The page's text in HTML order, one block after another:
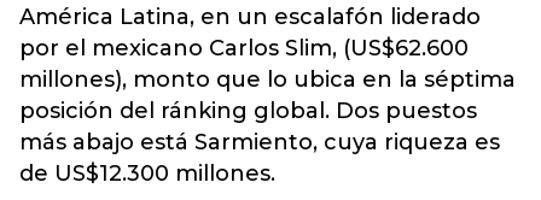
América Latina, en un escalafón liderado
por el mexicano Carlos Slim, (US$62.600
millones), monto que lo ubica en la séptima
posición del ránking global. Dos puestos
más abajo está Sarmiento, cuya riqueza es
de US$12.300 millones.